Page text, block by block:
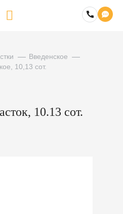
Введенское
10,13 сот.
10.13 сот.